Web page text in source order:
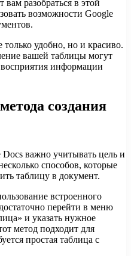
разобраться в этой
возможности Google
только удобно, но и красиво.
вашей таблицы могут
информации
создания
важно учитывать цель и
способов, которые
таблицу в документ.
встроенного
перейти в меню
и указать нужное
метод подходит для
простая таблица с